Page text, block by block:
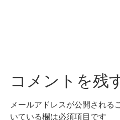
コメントを残
メールアドレスが公開される
いている欄は必須項目です